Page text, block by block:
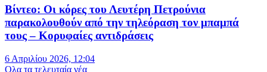
Βίντεο: Οι κόρες του Λευτέρη Πετρούνια
παρακολουθούν από την τηλεόραση τον μπαμπά
τους – Κορυφαίες αντιδράσεις
6 Απριλίου 2026, 12:04
Oλα τα τελευταία νέα